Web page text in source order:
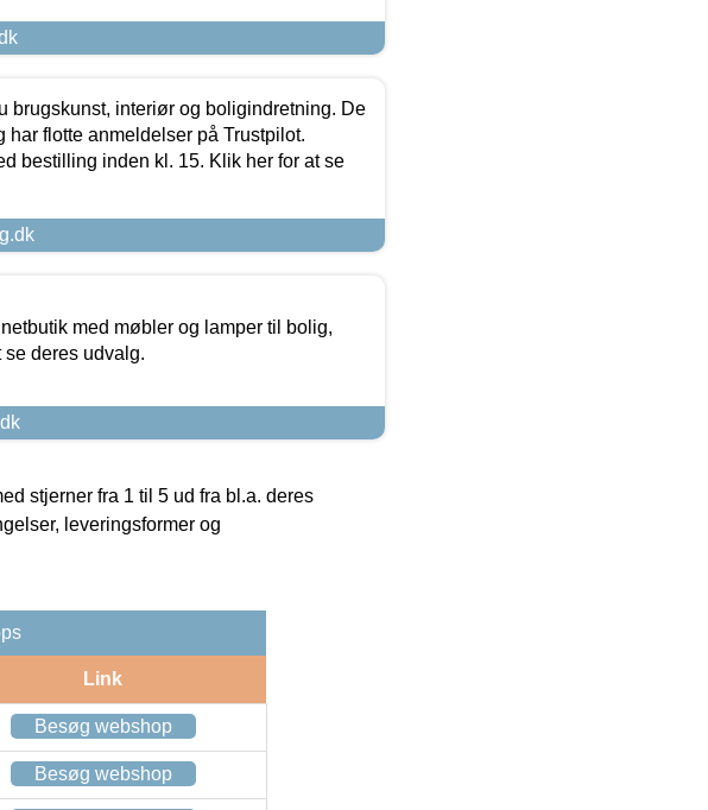
brugskunst, interiør og boligindretning. De
flotte anmeldelser på Trustpilot.
bestilling inden kl. 15. Klik her for at se
med møbler og lamper til bolig,
se deres udvalg.
stjerner fra 1 til 5 ud fra bl.a. deres
leveringsformer og
Link
Besøg webshop
Besøg webshop